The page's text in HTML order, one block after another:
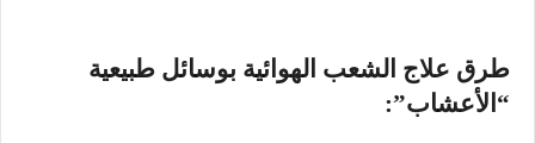
طرق علاج الشعب الهوائية بوسائل طبيعية
“الأعشاب”: